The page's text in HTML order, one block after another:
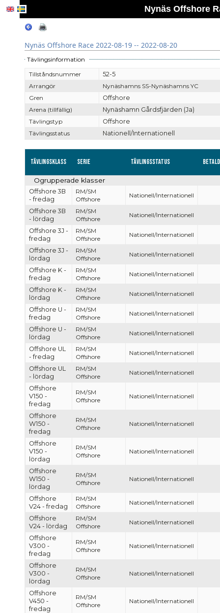
Nynäs Offshore
Nynäs Offshore Race 2022-08-19 -- 2022-08-20
Tävlingsinformation
Tillståndsnummer
52-5
Arrangör
Nynäshamns SS-Nynäshamns YC
Gren
Offshore
Arena (tillfällig)
Nynäshamn Gårdsfjärden (Ja)
Tävlingstyp
Offshore
Tävlingsstatus
Nationell/Internationell
Tävlingsklass Serie Tävlingsstatus
Ogrupperade klasser
Offshore 3B
- fredag
RM/SM
Offshore
Nationell/Internationell
Offshore 3B
- lördag
RM/SM
Offshore
Nationell/Internationell
Offshore 3J -
fredag
RM/SM
Offshore
Nationell/Internationell
Offshore 3J -
lördag
RM/SM
Offshore
Nationell/Internationell
Offshore K -
fredag
RM/SM
Offshore
Nationell/Internationell
Offshore K -
lördag
RM/SM
Offshore
Nationell/Internationell
Offshore U -
fredag
RM/SM
Offshore
Nationell/Internationell
Offshore U -
lördag
RM/SM
Offshore
Nationell/Internationell
Offshore UL
- fredag
RM/SM
Offshore
Nationell/Internationell
Offshore UL
- lördag
RM/SM
Offshore
Nationell/Internationell
Offshore
V150 -
fredag
RM/SM
Offshore
Nationell/Internationell
Offshore
W150 -
fredag
RM/SM
Offshore
Nationell/Internationell
Offshore
V150 -
lördag
RM/SM
Offshore
Nationell/Internationell
Offshore
W150 -
lördag
RM/SM
Offshore
Nationell/Internationell
Offshore
V24 - fredag
RM/SM
Offshore
Nationell/Internationell
Offshore
V24 - lördag
RM/SM
Offshore
Nationell/Internationell
Offshore
V300 -
fredag
RM/SM
Offshore
Nationell/Internationell
Offshore
V300 -
lördag
RM/SM
Offshore
Nationell/Internationell
Offshore
V450 -
fredag
RM/SM
Offshore
Nationell/Internationell